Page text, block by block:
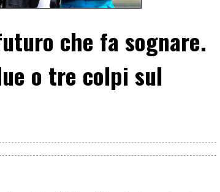
che fa sognare.
o tre colpi sul